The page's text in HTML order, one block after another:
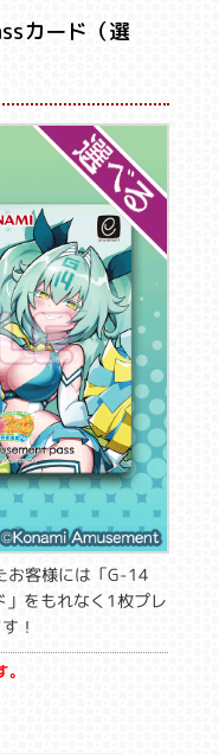
カード（選
お客様には「G-14
をもれなく1枚プレ
！